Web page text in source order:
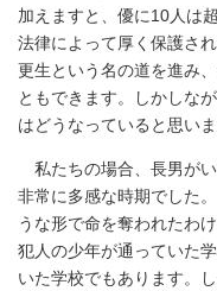
加えますと、優に10人は
法律によって厚く保護さ
更生という名の道を進み
ともできます。しかしな
はどうなっていると思いま
私たちの場合、長男がい
非常に多感な時期でした
うな形で命を奪われたわ
犯人の少年が通っていた
いた学校でもあります。